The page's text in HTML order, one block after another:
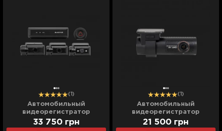
(1)
Автомобильный
видеорегистратор
Blackvue (DR770X-BOX)
(UA)
33 750 грн
(1)
Автомобильный
видеорегистратор
Blackvue (DR970X-1CH)
(UA)
21 500 грн